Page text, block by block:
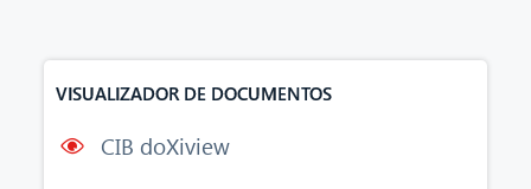
VISUALIZADOR DE DOCUMENTOS
CIB doXiview